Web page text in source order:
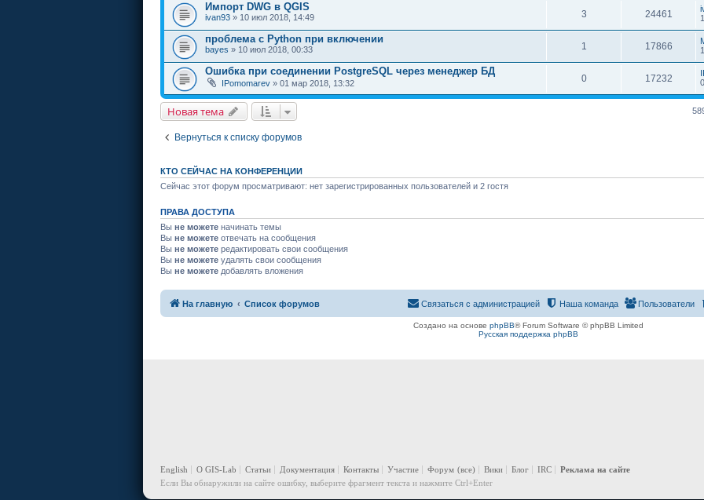
Импорт DWG в QGIS
ivan93 » 10 июл 2018, 14:49 3 24461
проблема с Python при включении
bayes » 10 июл 2018, 00:33 1 17866
Ошибка при соединении PostgreSQL через менеджер БД
IPomomarev » 01 мар 2018, 13:32 0 17232
Новая тема
Вернуться к списку форумов
КТО СЕЙЧАС НА КОНФЕРЕНЦИИ
Сейчас этот форум просматривают: нет зарегистрированных пользователей и 2 гостя
ПРАВА ДОСТУПА
Вы не можете начинать темы
Вы не можете отвечать на сообщения
Вы не можете редактировать свои сообщения
Вы не можете удалять свои сообщения
Вы не можете добавлять вложения
На главную Список форумов Пользователи
Наша команда
Связаться с администрацией
Создано на основе phpBB® Forum Software © phpBB Limited
Русская поддержка phpBB
English О GIS-Lab Статьи Документация Контакты Участие Форум (все) Вики Блог IRC
Реклама на сайте
Если Вы обнаружили на сайте ошибку, выберите фрагмент текста и нажмите Ctrl+Enter